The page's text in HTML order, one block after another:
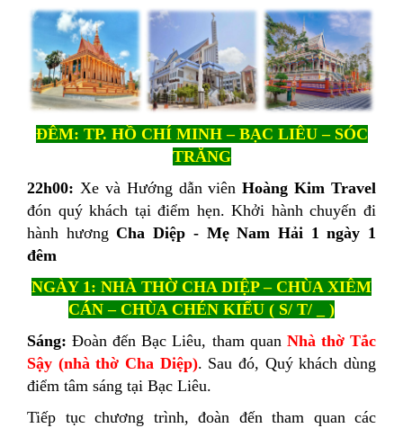
ĐÊM: TP. HỒ CHÍ MINH – BẠC LIÊU – SÓC
TRĂNG
22h00: Xe và Hướng dẫn viênHoàng Kim Travel
đón quý khách tại điểm hẹn. Khởi hành chuyến đi
hành hươngCha Diệp - Mẹ Nam Hải 1 ngày 1
đêm
NGÀY 1: NHÀ THỜ CHA DIỆP – CHÙA XIÊM
CÁN – CHÙA CHÉN KIỂU ( S/ T/ _ )
Sáng: Đoàn đến Bạc Liêu, tham quan Nhà thờ Tắc
Sậy (nhà thờ Cha Diệp). Sau đó, Quý khách dùng
điểm tâm sáng tại Bạc Liêu.
Tiếp tục chương trình, đoàn đến tham quan các